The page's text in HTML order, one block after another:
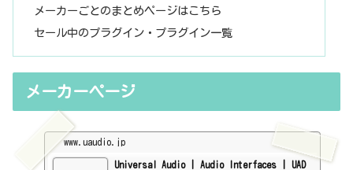
メーカーごとのまとめページはこちら
セール中のプラグイン・プラグイン一覧
メーカーページ
www.uaudio.jp
Universal Audio | Audio Interfaces | UAD